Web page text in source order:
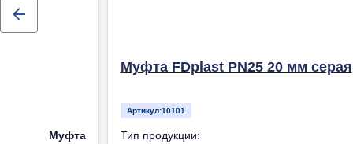
Муфта
Муфта FDplast PN25 20 мм серая
Артикул:10101
Тип продукции: